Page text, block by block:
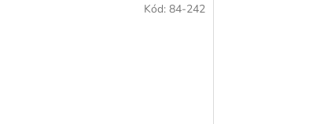
Kód: 84-242